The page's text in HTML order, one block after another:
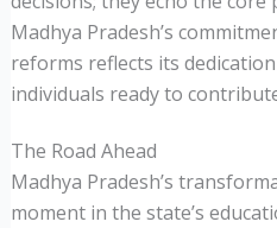
Madhya Pradesh’s
reforms reflects its
individuals ready to
The Road Ahead
Madhya Pradesh’s
moment in the state’s